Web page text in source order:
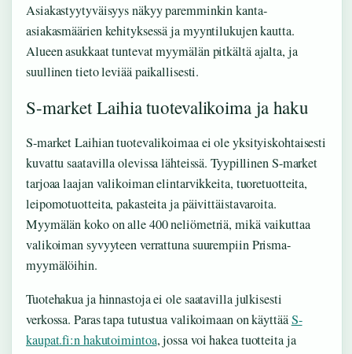
Asiakastyytyväisyys näkyy paremminkin kanta-
asiakasmäärien kehityksessä ja myyntilukujen kautta.
Alueen asukkaat tuntevat myymälän pitkältä ajalta, ja
suullinen tieto leviää paikallisesti.
S-market Laihia tuotevalikoima ja haku
S-market Laihian tuotevalikoimaa ei ole yksityiskohtaisesti
kuvattu saatavilla olevissa lähteissä. Tyypillinen S-market
tarjoaa laajan valikoiman elintarvikkeita, tuoretuotteita,
leipomotuotteita, pakasteita ja päivittäistavaroita.
Myymälän koko on alle 400 neliömetriä, mikä vaikuttaa
valikoiman syvyyteen verrattuna suurempiin Prisma-
myymälöihin.
Tuotehakua ja hinnastoja ei ole saatavilla julkisesti
verkossa. Paras tapa tutustua valikoimaan on käyttääS-
kaupat.fi:n hakutoimintoa, jossa voi hakea tuotteita ja